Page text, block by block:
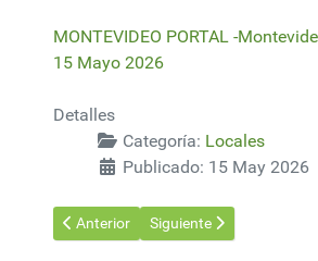
MONTEVIDEO PORTAL -
15 Mayo 2026
Detalles
Categoría: Locales
Publicado: 15 May 2026
Artículo anterior: Patrimonio:
Anterior Artículo siguiente:
Siguiente